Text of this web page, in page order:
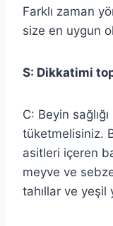
Farklı zaman
size en uygun
S: Dikkatimi
C: Beyin
tüketmelisiniz.
asitleri içeren
meyve ve
tahıllar ve yeşil